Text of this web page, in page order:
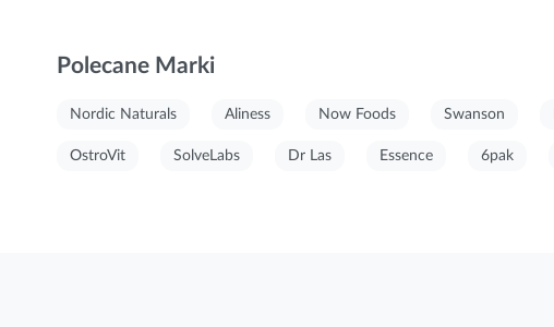
Polecane Marki
Nordic Naturals Aliness Now Foods Swanson
OstroVit SolveLabs Dr Las Essence 6pak